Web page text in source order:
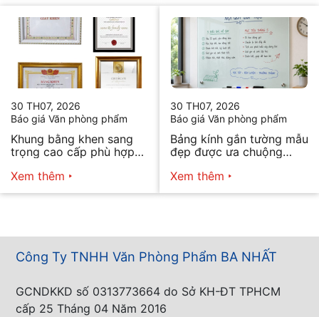
30 TH07, 2026
Báo giá Văn phòng phẩm
Khung bằng khen sang
trọng cao cấp phù hợp
Xem thêm
30 TH07, 2026
Báo giá Văn phòng phẩm
Bảng kính gắn tường mẫu
đẹp được ưa chuộng
Xem thêm
Công Ty TNHH Văn Phòng Phẩm BA NHẤT
GCNDKKD số 0313773664 do Sở KH-ĐT TPHCM
cấp 25 Tháng 04 Năm 2016